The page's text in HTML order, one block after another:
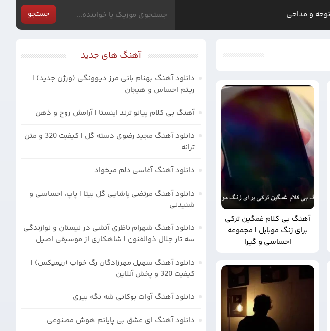
نوحه و مداحی جستجو
آهنگ بی کلام غمگین ترکی
برای زنگ موبایل | مجموعه
احساسی و گیرا
آهنگ های جدید
دانلود آهنگ بهنام بانی مرز دیوونگی (ورژن جدید) |
ریتم احساس و هیجان
آهنگ بی کلام پیانو ترند اینستا | آرامش روح و ذهن
دانلود آهنگ مجید رضوی دسته گل | کیفیت 320 و متن
ترانه
دانلود آهنگ آغاسی دلم میخواد
دانلود آهنگ مرتضی پاشایی گل بیتا | پاپ، احساسی و
شنیدنی
دانلود آهنگ شهرام ناظری آتشی در نیستان و نوازندگی
سه تار جلال ذوالفنون | شاهکاری از موسیقی اصیل
دانلود آهنگ سهیل مهرزادگان رگ خواب (ریمیکس) |
کیفیت 320 و پخش آنلاین
دانلود آهنگ آوات بوکانی شه نگه بیری
دانلود آهنگ ای عشق بی پایانم هوش مصنوعی